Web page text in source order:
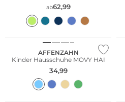
ab62,99
Nachhaltig
Nur Online
AFFENZAHN
Kinder Hausschuhe MOVY HAI
34,99